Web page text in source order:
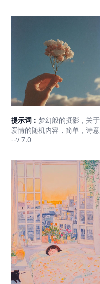
提示词： 梦幻般的摄影，关于
爱情的随机内容，简单，诗意
--v 7.0